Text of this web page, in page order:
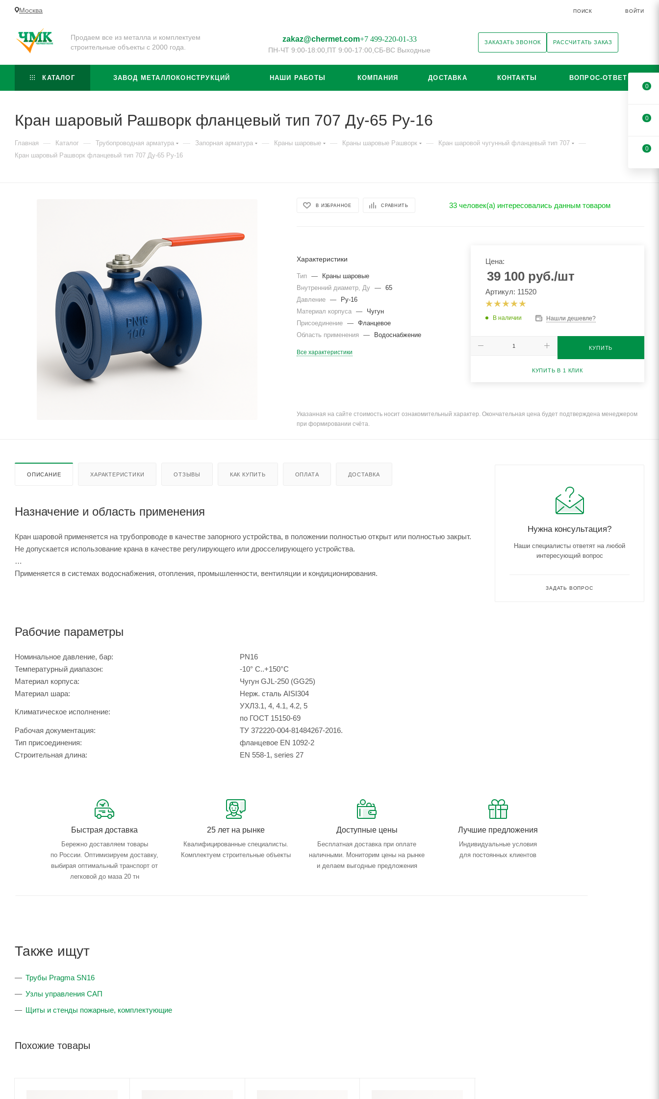
Москва ПОИСК ВОЙТИ
Продаем все из металла и комплектуем
строительные объекты с 2000 года.
zakaz@chermet.com+7 499-220-01-33
ПН-ЧТ 9:00-18:00, ПТ 9:00-17:00, СБ-ВС Выходные
ЗАКАЗАТЬ ЗВОНОК РАССЧИТАТЬ ЗАКАЗ
КАТАЛОГ ЗАВОД МЕТАЛЛОКОНСТРУКЦИЙ НАШИ РАБОТЫ КОМПАНИЯ ДОСТАВКА КОНТАКТЫ ВОПРОС-ОТВЕТ
Кран шаровый Рашворк фланцевый тип 707 Ду-65 Ру-16
Главная — Каталог — Трубопроводная арматура — Запорная арматура — Краны шаровые — Краны шаровые Рашворк — Кран шаровой чугунный фланцевый тип 707 —
Кран шаровый Рашворк фланцевый тип 707 Ду-65 Ру-16
В ИЗБРАННОЕ СРАВНИТЬ 33 человек(а) интересовались данным товаром
Характеристики
Тип —
Краны шаровые
Внутренний диаметр, Ду
—
65
Давление
—
Ру-16
Материал корпуса
—
Чугун
Присоединение
—
Фланцевое
Область применения
— Водоснабжение
Все характеристики
Цена:
39 100руб./шт
Артикул: 11520
В наличии Нашли дешевле?
КУПИТЬ
КУПИТЬ В 1 КЛИК
Указанная на сайте стоимость носит ознакомительный характер. Окончательная цена будет подтверждена менеджером
при формировании счёта.
ОПИСАНИЕ ХАРАКТЕРИСТИКИ ОТЗЫВЫ КАК КУПИТЬ ОПЛАТА ДОСТАВКА
Назначение и область применения
Кран шаровой применяется на трубопроводе в качестве запорного устройства, в положении полностью открыт или полностью закрыт.
Не допускается использование крана в качестве регулирующего или дросселирующего устройства.
Применяется в системах водоснабжения, отопления, промышленности, вентиляции и кондиционирования.
Рабочие параметры
Номинальное давление, бар:
PN16
Температурный диапазон:
-10° С..+150°С
Материал корпуса:
Чугун GJL-250 (GG25)
Материал шара:
Нерж. сталь AISI304
Климатическое исполнение:
УХЛ3.1, 4, 4.1, 4.2, 5
по ГОСТ 15150-69
Рабочая документация:
ТУ 372220-004-81484267-2016.
Тип присоединения:
фланцевое EN 1092-2
Строительная длина:
EN 558-1, series 27
Быстрая доставка
Бережно доставляем товары
по России. Оптимизируем доставку,
выбирая оптимальный транспорт от
легковой до маза 20 тн
25 лет на рынке
Квалифицированные специалисты.
Комплектуем строительные объекты
Доступные цены
Бесплатная доставка при оплате
наличными. Мониторим цены на рынке
и делаем выгодные предложения
Лучшие предложения
Индивидуальные условия
для постоянных клиентов
Также ищут
Трубы Pragma SN16
Узлы управления САП
Щиты и стенды пожарные, комплектующие
Похожие товары
Нужна консультация?
Наши специалисты ответят на любой
интересующий вопрос
ЗАДАТЬ ВОПРОС
0
0
0